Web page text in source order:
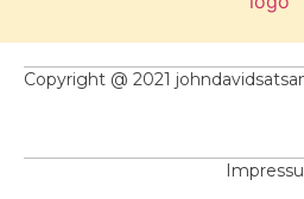
Copyright @ 2021